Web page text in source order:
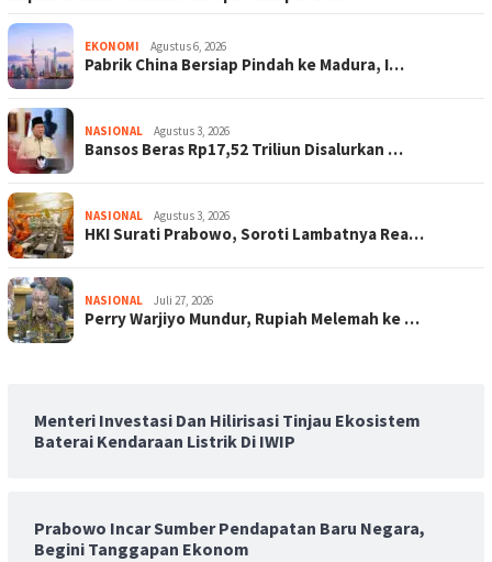
EKONOMI Agustus 6, 2026
Pabrik China Bersiap Pindah ke Madura, I…
NASIONAL Agustus 3, 2026
Bansos Beras Rp17,52 Triliun Disalurkan …
NASIONAL Agustus 3, 2026
HKI Surati Prabowo, Soroti Lambatnya Rea…
NASIONAL Juli 27, 2026
Perry Warjiyo Mundur, Rupiah Melemah ke …
Menteri Investasi Dan Hilirisasi Tinjau Ekosistem
Baterai Kendaraan Listrik Di IWIP
Prabowo Incar Sumber Pendapatan Baru Negara,
Begini Tanggapan Ekonom